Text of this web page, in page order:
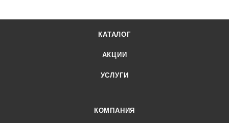
КАТАЛОГ
АКЦИИ
УСЛУГИ
КОМПАНИЯ